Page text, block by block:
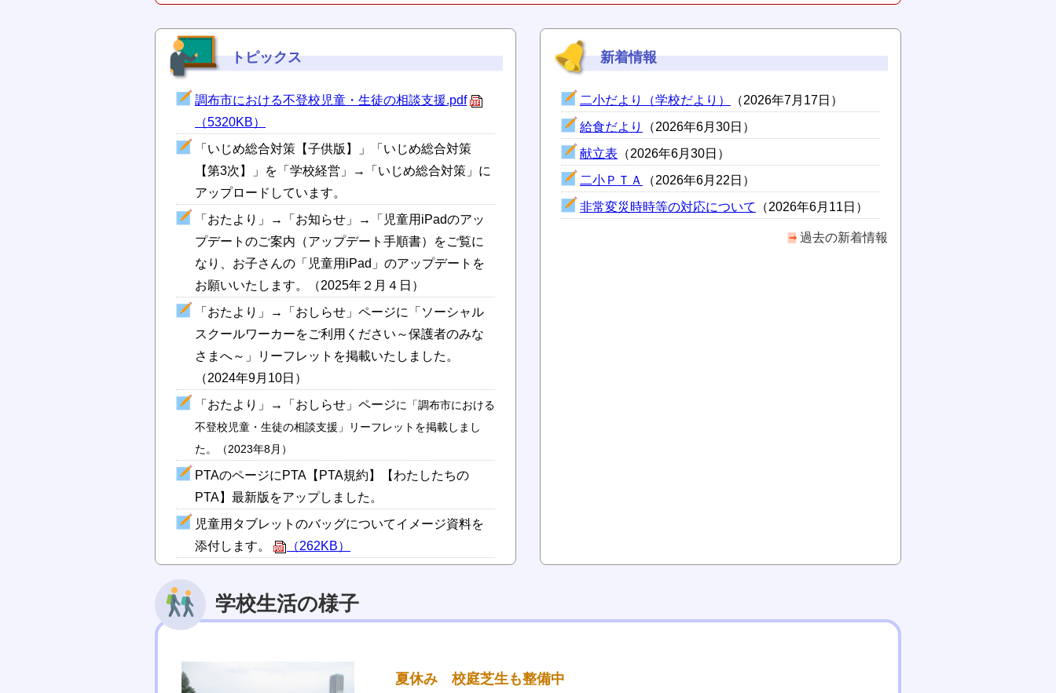
トピックス
調布市における不登校児童・生徒の相談支援.pdf
（5320KB）
「いじめ総合対策【子供版】」「いじめ総合対策
【第3次】」を「学校経営」→「いじめ総合対策」に
アップロードしています。
「おたより」→「お知らせ」→「児童用iPadのアッ
プデートのご案内（アップデート手順書）をご覧に
なり、お子さんの「児童用iPad」のアップデートを
お願いいたします。（2025年２月４日）
「おたより」→「おしらせ」ページに「ソーシャル
スクールワーカーをご利用ください～保護者のみな
さまへ～」リーフレットを掲載いたしました。
（2024年9月10日）
​「おたより」→「おしらせ」ページに「調布市における
不登校児童・生徒の相談支援」リーフレットを掲載しまし
た。（2023年8月）
PTAのページにPTA【PTA規約】【わたしたちの
PTA】最新版をアップしました。
児童用タブレットのバッグについてイメージ資料を
添付します。
（262KB）
新着情報
二小だより（学校だより）
（2026年7月17日）
給食だより
（2026年6月30日）
献立表 （2026年6月30日）
二小ＰＴＡ
（2026年6月22日）
非常変災時時等の対応について
（2026年6月11日）
過去の新着情報
学校生活の様子
夏休み 校庭芝生も整備中